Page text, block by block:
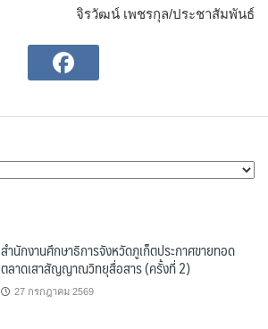
จิรวัฒน์ เพชรกุล/ประชาสัมพันธ์
สำนักงานศึกษาธิการจังหวัดภูเก็ตประกาศขายทอด
ตลาดเสาสัญญาณวิทยุสื่อสาร (ครั้งที่ 2)
27 กรกฎาคม 2569